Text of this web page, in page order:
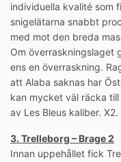
individuella kvalité som
snigelätarna snabbt
med mot den breda
Om överraskningslaget
ens en överraskning.
att Alaba saknas har
kan mycket väl räcka
av Les Bleus kaliber. X2.
3. Trelleborg – Brage 2
Innan uppehållet fick